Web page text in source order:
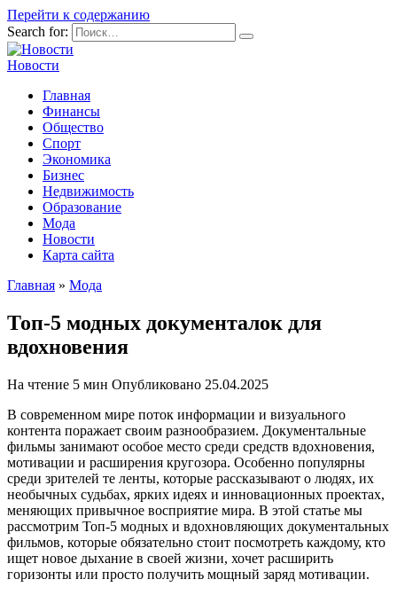
Перейти к содержанию
Search for:
Новости
Главная
Финансы
Общество
Спорт
Экономика
Бизнес
Недвижимость
Образование
Мода
Новости
Карта сайта
Главная » Мода
Топ-5 модных документалок для
вдохновения
На чтение 5 мин Опубликовано 25.04.2025
В современном мире поток информации и визуального
контента поражает своим разнообразием. Документальные
фильмы занимают особое место среди средств вдохновения,
мотивации и расширения кругозора. Особенно популярны
среди зрителей те ленты, которые рассказывают о людях, их
необычных судьбах, ярких идеях и инновационных проектах,
меняющих привычное восприятие мира. В этой статье мы
рассмотрим Топ-5 модных и вдохновляющих документальных
фильмов, которые обязательно стоит посмотреть каждому, кто
ищет новое дыхание в своей жизни, хочет расширить
горизонты или просто получить мощный заряд мотивации.